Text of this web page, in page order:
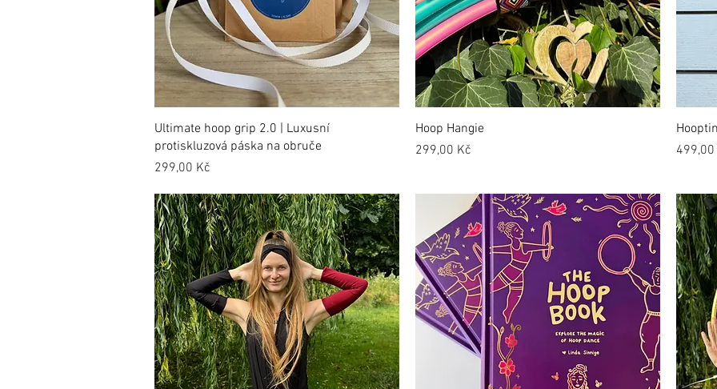
Ultimate hoop grip 2.0 | Luxusní
protiskluzová páska na obruče
Cena
299,00 Kč
Hoop Hangie
Cena
299,00 Kč
Cena
499,00